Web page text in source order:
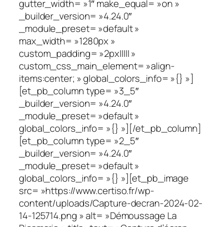
gutter_width= »1″ make_equal= »on »
_builder_version= »4.24.0″
_module_preset= »default »
max_width= »1280px »
custom_padding= »2px||||| »
custom_css_main_element= »align-
items:center; » global_colors_info= »{} »]
[et_pb_column type= »3_5″
_builder_version= »4.24.0″
_module_preset= »default »
global_colors_info= »{} »][/et_pb_column]
[et_pb_column type= »2_5″
_builder_version= »4.24.0″
_module_preset= »default »
global_colors_info= »{} »][et_pb_image
src= »https://www.certiso.fr/wp-
content/uploads/Capture-decran-2024-02-
14-125714.png » alt= »Démoussage La